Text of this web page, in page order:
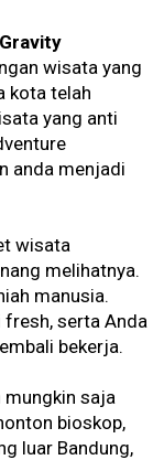
wisata yang
kota telah
yang anti
anda menjadi
wisata
melihatnya.
manusia.
fresh, serta Anda
bekerja.
mungkin saja
bioskop,
luar Bandung,